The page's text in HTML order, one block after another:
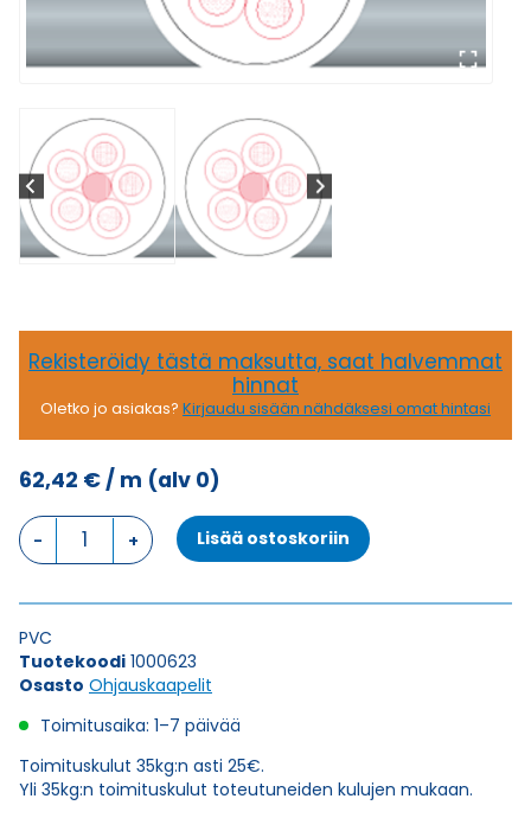
Rekisteröidy tästä maksutta, saat halvemmat
hinnat
Oletko jo asiakas? Kirjaudu sisään nähdäksesi omat hintasi
62,42 €/ m (alv 0)
Ohjauskaapeli
ÖPVC-
7G16
Lisää ostoskoriin
PVC
Tuotekoodi 1000623
Osasto Ohjauskaapelit
Toimitusaika: 1–7 päivää
Toimituskulut 35kg:n asti 25€.
Yli 35kg:n toimituskulut toteutuneiden kulujen mukaan.